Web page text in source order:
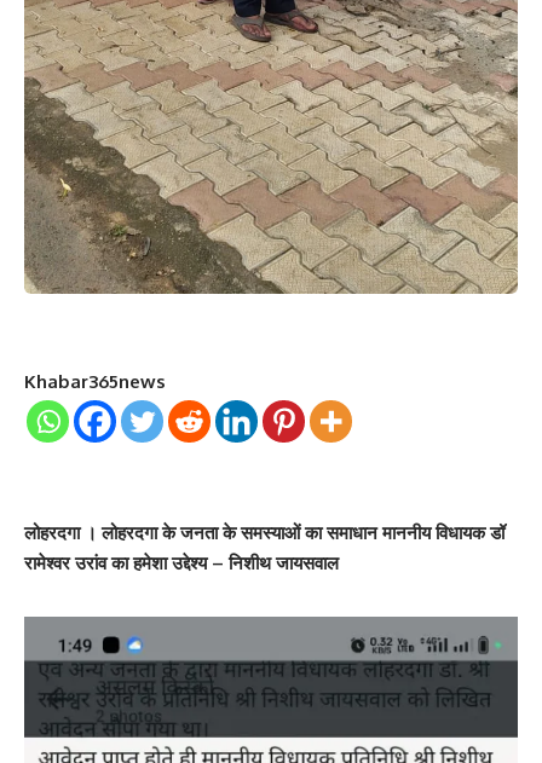
Khabar365news
लोहरदगा । लोहरदगा के जनता के समस्याओं का समाधान माननीय विधायक डॉ
रामेश्वर उरांव का हमेशा उद्देश्य – निशीथ जायसवाल